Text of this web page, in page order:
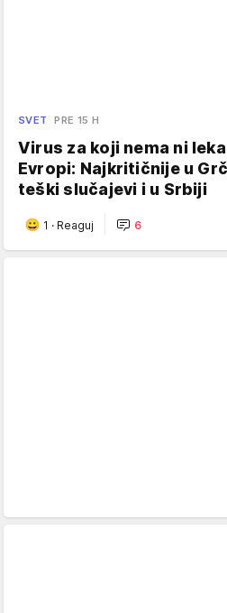
SVET PRE 15 H
Virus za koji nema ni
Evropi: Najkritičnije u
teški slučajevi i u Srbiji
1 · Reaguj 6